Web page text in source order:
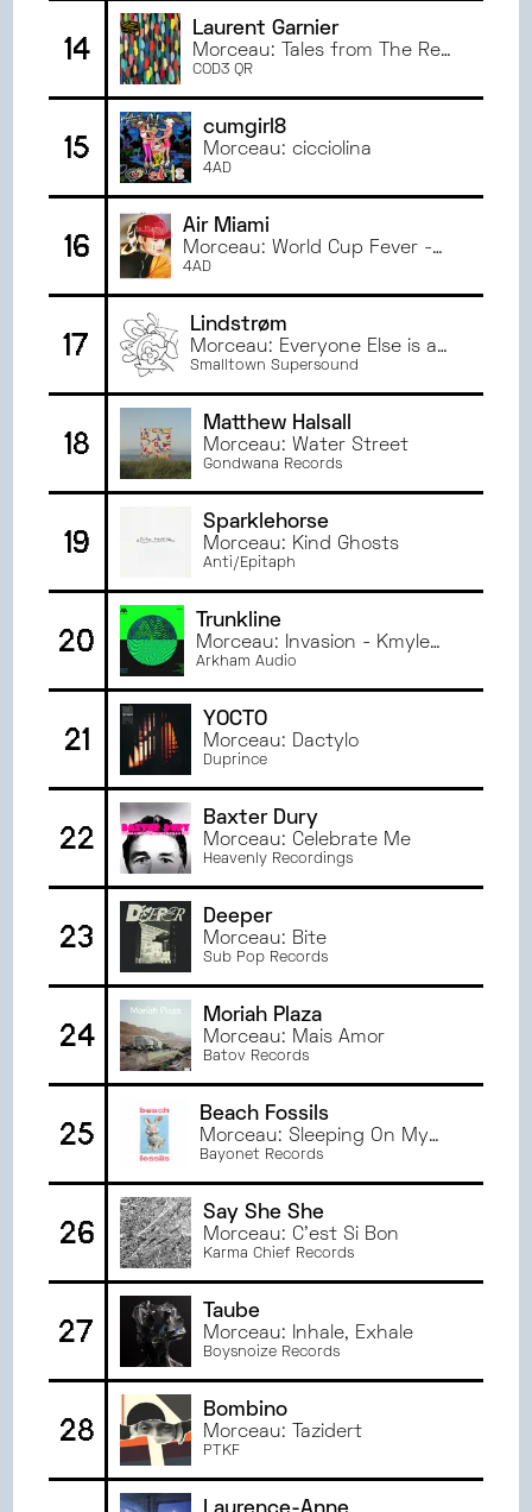
14
Laurent Garnier
Morceau: Tales from The Real
World
COD3 QR
15
cumgirl8
Morceau: cicciolina
4AD
16
Air Miami
Morceau: World Cup Fever -
2023 Remaster
4AD
17
Lindstrøm
Morceau: Everyone Else is a
Stranger
Smalltown Supersound
18
Matthew Halsall
Morceau: Water Street
Gondwana Records
19
Sparklehorse
Morceau: Kind Ghosts
Anti/Epitaph
20
Trunkline
Morceau: Invasion - Kmyle
Remix
Arkham Audio
21
YOCTO
Morceau: Dactylo
Duprince
22
Baxter Dury
Morceau: Celebrate Me
Heavenly Recordings
23
Deeper
Morceau: Bite
Sub Pop Records
24
Moriah Plaza
Morceau: Mais Amor
Batov Records
25
Beach Fossils
Morceau: Sleeping On My
Own
Bayonet Records
26
Say She She
Morceau: C'est Si Bon
Karma Chief Records
27
Taube
Morceau: Inhale, Exhale
Boysnoize Records
28
Bombino
Morceau: Tazidert
PTKF